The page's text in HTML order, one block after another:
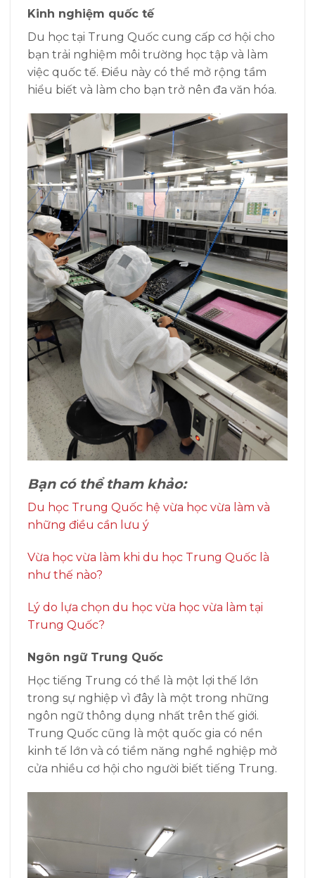
Kinh nghiệm quốc tế
Du học tại Trung Quốc cung cấp cơ hội cho
bạn trải nghiệm môi trường học tập và làm
việc quốc tế. Điều này có thể mở rộng tầm
hiểu biết và làm cho bạn trở nên đa văn hóa.
Bạn có thể tham khảo:
Du học Trung Quốc hệ vừa học vừa làm và
những điều cần lưu ý
Vừa học vừa làm khi du học Trung Quốc là
như thế nào?
Lý do lựa chọn du học vừa học vừa làm tại
Trung Quốc?
Ngôn ngữ Trung Quốc
Học tiếng Trung có thể là một lợi thế lớn
trong sự nghiệp vì đây là một trong những
ngôn ngữ thông dụng nhất trên thế giới.
Trung Quốc cũng là một quốc gia có nền
kinh tế lớn và có tiềm năng nghề nghiệp mở
cửa nhiều cơ hội cho người biết tiếng Trung.